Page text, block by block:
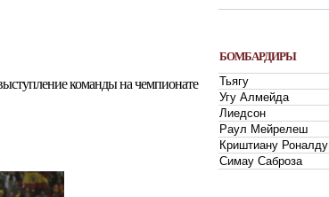
команды на чемпионате
БОМБАРДИРЫ
Тьягу
Угу Алмейда
Лиедсон
Раул Мейрелеш
Криштиану Роналду
Симау Саброза